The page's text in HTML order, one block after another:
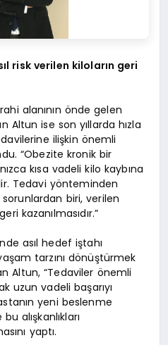
risk verilen kiloların geri
alanının önde gelen
Altun ise son yıllarda hızla
ilişkin önemli
“Obezite kronik bir
kısa vadeli kilo kaybına
Tedavi yönteminden
biri, verilen
kazanılmasıdır.”
asıl hedef iştahı
tarzını dönüştürmek
Altun, “Tedaviler önemli
uzun vadeli başarıyı
yeni beslenme
alışkanlıkları
yaptı.